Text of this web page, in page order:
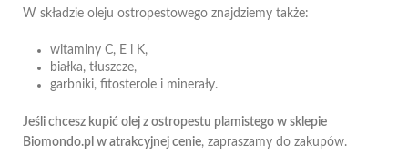
W składzie oleju ostropestowego znajdziemy także:
witaminy C, E i K,
białka, tłuszcze,
garbniki, fitosterole i minerały.
Jeśli chcesz kupić olej z ostropestu plamistego w sklepie
Biomondo.pl w atrakcyjnej cenie, zapraszamy do zakupów.